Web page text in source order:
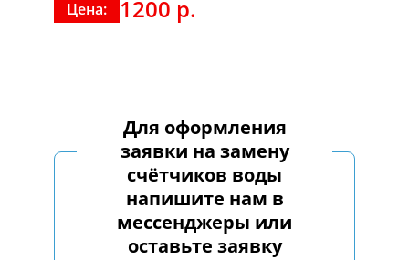
Цена: 1200 р.
Для оформления
заявки на замену
счётчиков воды
напишите нам в
мессенджеры или
оставьте заявку